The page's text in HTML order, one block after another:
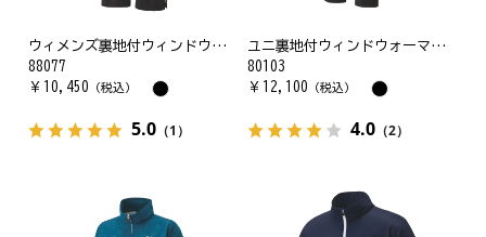
ウィメンズ裏地付ウィンドウォーマーパンツ
88077
￥ 10,450 （税込）
5.0 （1）
ユニ裏地付ウィンドウォーマーパンツ
80103
￥ 12,100 （税込）
4.0（2）